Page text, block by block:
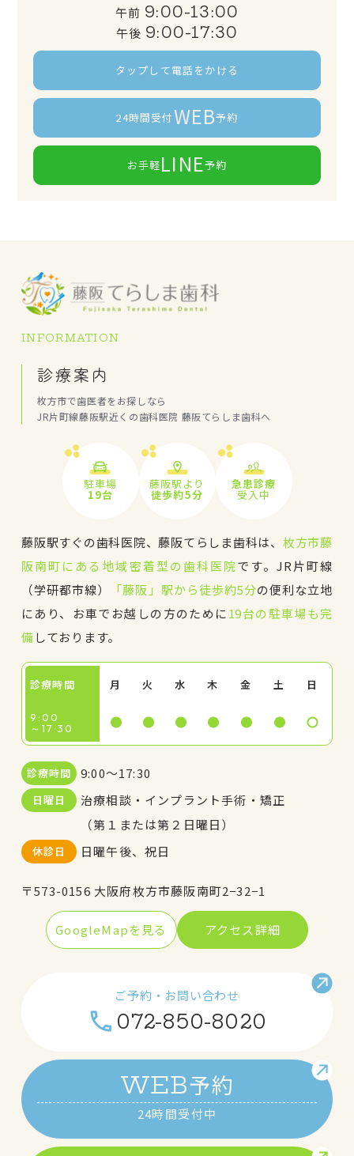
午前 9:00-13:00
午後 9:00-17:30
タップして電話をかける
24時間受付WEB予約
お手軽LINE予約
INFORMATION
診療案内
枚方市で歯医者をお探しなら
JR片町線藤阪駅近くの歯科医院 藤阪てらしま歯科へ
駐車場
19台
藤阪駅より
徒歩約5分
急患診療
受入中
藤阪駅すぐの歯科医院、藤阪てらしま歯科は、 枚方市藤
阪南町にある地域密着型の歯科医院です。JR片町線
（学研都市線）
「藤阪」駅から徒歩約5分の便利な立地
にあり、お車でお越しの方のために19台の駐車場も完
備しております。
診療時間 月 火 水 木 金 土 日
9:00
～17:30
診療時間 9:00～17:30
日曜日
治療相談・インプラント手術・矯正
（第１または第２日曜日）
休診日 日曜午後、祝日
〒573-0156 大阪府枚方市藤阪南町2−32−1
GoogleMapを見る アクセス詳細
ご予約・お問い合わせ
072-850-8020
WEB予約
24時間受付中